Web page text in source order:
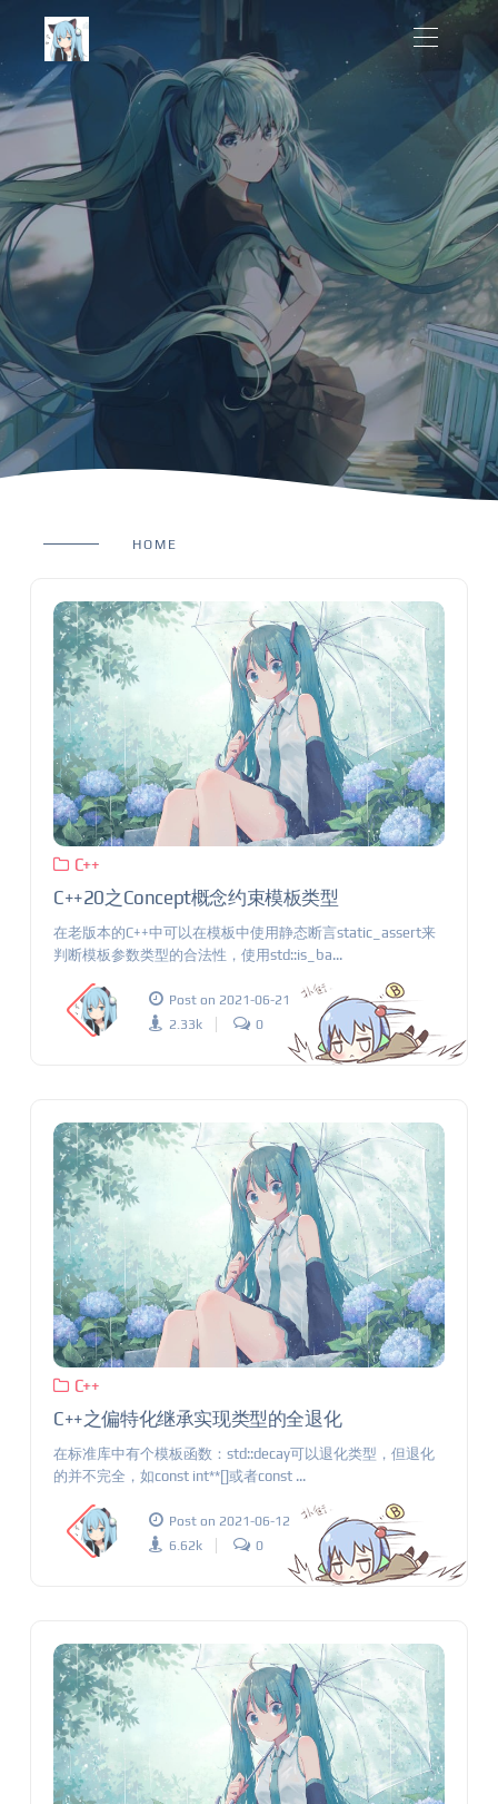
HOME
C++
C++20之Concept概念约束模板类型
在老版本的C++中可以在模板中使用静态断言static_assert来
判断模板参数类型的合法性，使用std::is_ba...
Post on 2021-06-21
2.33k
0
C++
C++之偏特化继承实现类型的全退化
在标准库中有个模板函数：std::decay可以退化类型，但退化
的并不完全，如const int**[]或者const ...
Post on 2021-06-12
6.62k
0